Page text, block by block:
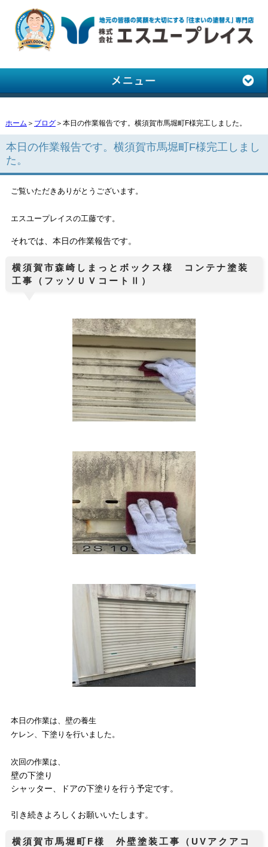
ホーム ＞ ブログ＞本日の作業報告です。横須賀市馬堀町F様完工しました。
本日の作業報告です。横須賀市馬堀町F様完工しまし
た。
ご覧いただきありがとうございます。
エスユープレイスの工藤です。
それでは、本日の作業報告です。
横須賀市森崎しまっとボックス様 コンテナ塗装
工事（フッソＵＶコートⅡ）
本日の作業は、壁の養生
ケレン、下塗りを行いました。
次回の作業は、
壁の下塗り
シャッター、ドアの下塗りを行う予定です。
引き続きよろしくお願いいたします。
横須賀市馬堀町F様 外壁塗装工事（UVアクアコ